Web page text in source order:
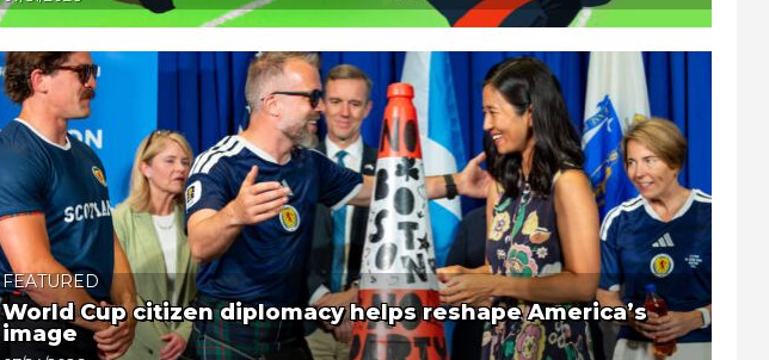
FEATURED
World Cup citizen diplomacy helps reshape America’s
image